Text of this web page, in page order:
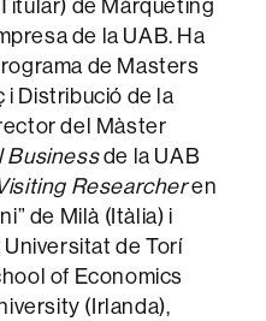
de Màrqueting
de la UAB. Ha
de Masters
Distribució de la
del Màster
Businessde la UAB
Researcheren
de Milà (Itàlia) i
de Torí
of Economics
(Irlanda),